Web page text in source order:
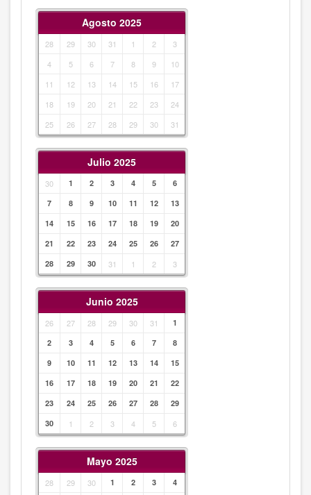
Agosto 2025
28 29 30 31 1 2
3
4
5 6 7 8 9
10
11
12 13 14 15 16
17
18
19 20 21 22 23
24
25
26 27 28 29 30 31
Julio 2025
30 1 2 3 4 5
6
7
8 9 10 11 12
13
14
15 16 17 18 19
20
21
22 23 24 25 26
27
28
29 30 31 1 2 3
Junio 2025
26 27 28 29 30 31
1
2
3 4 5 6 7
8
9
10 11 12 13 14
15
16
17 18 19 20 21
22
23
24 25 26 27 28
29
30
1 2 3 4 5 6
Mayo 2025
28 29 30 1 2 3 4